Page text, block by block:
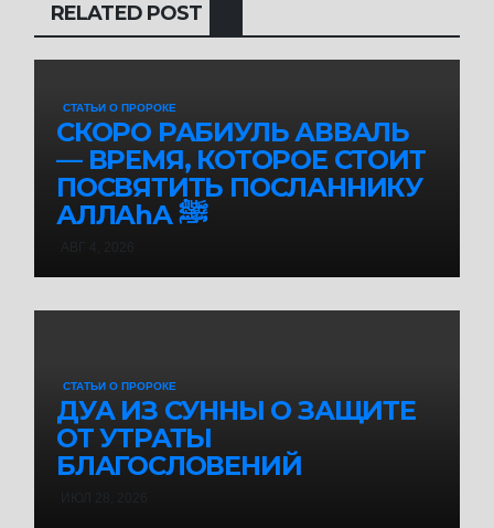
RELATED POST
СТАТЬИ О ПРОРОКЕ
СКОРО РАБИУЛЬ АВВАЛЬ
— ВРЕМЯ, КОТОРОЕ СТОИТ
ПОСВЯТИТЬ ПОСЛАННИКУ
АЛЛАhА ﷺ
СТАТЬИ О ПРОРОКЕ
ДУА ИЗ СУННЫ О ЗАЩИТЕ
ОТ УТРАТЫ
БЛАГОСЛОВЕНИЙ